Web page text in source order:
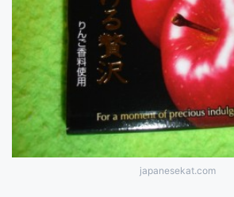
japanesekat.com